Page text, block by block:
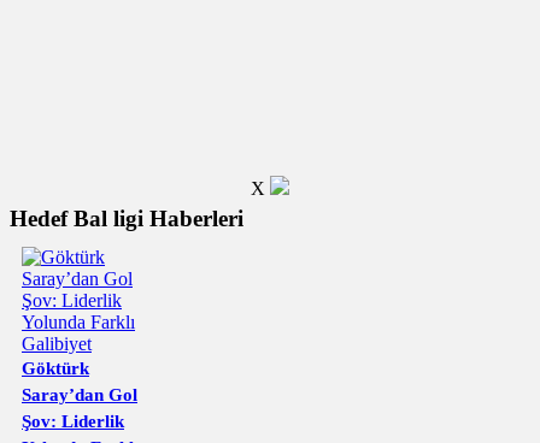
X
Hedef Bal ligi Haberleri
Göktürk
Saray’dan Gol
Şov: Liderlik